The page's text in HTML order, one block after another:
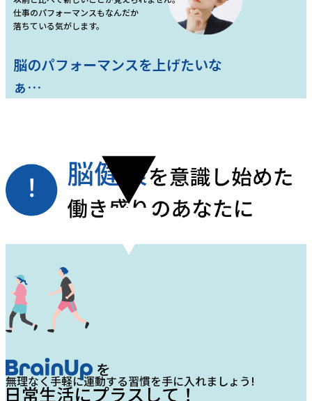
仕事のパフォーマンスもなんだか
落ちている気がします。
脳のパフォーマンスを上げたいな
ぁ…
無理なく手軽に運動する習慣を手に入れましょう!